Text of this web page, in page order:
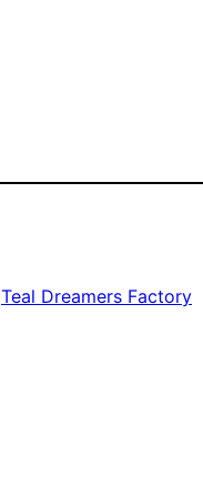
Teal Dreamers Factory